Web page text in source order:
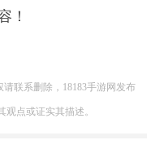
！
联系删除，18183手游网发布
观点或证实其描述。